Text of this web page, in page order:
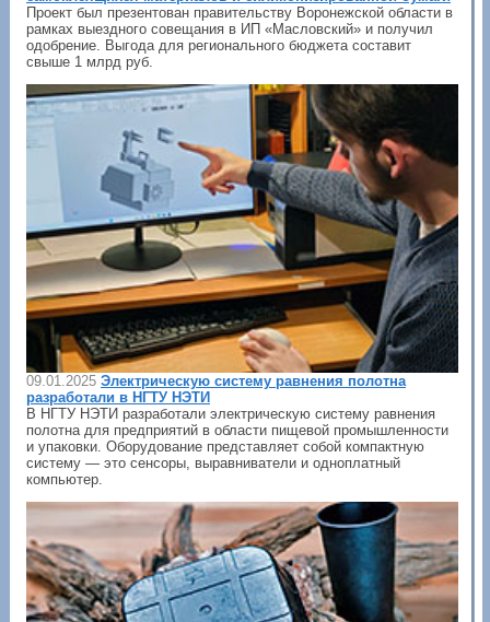
Проект был презентован правительству Воронежской области в
рамках выездного совещания в ИП «Масловский» и получил
одобрение. Выгода для регионального бюджета составит
свыше 1 млрд руб.
09.01.2025 Электрическую систему равнения полотна
разработали в НГТУ НЭТИ
В НГТУ НЭТИ разработали электрическую систему равнения
полотна для предприятий в области пищевой промышленности
и упаковки. Оборудование представляет собой компактную
систему — это сенсоры, выравниватели и одноплатный
компьютер.